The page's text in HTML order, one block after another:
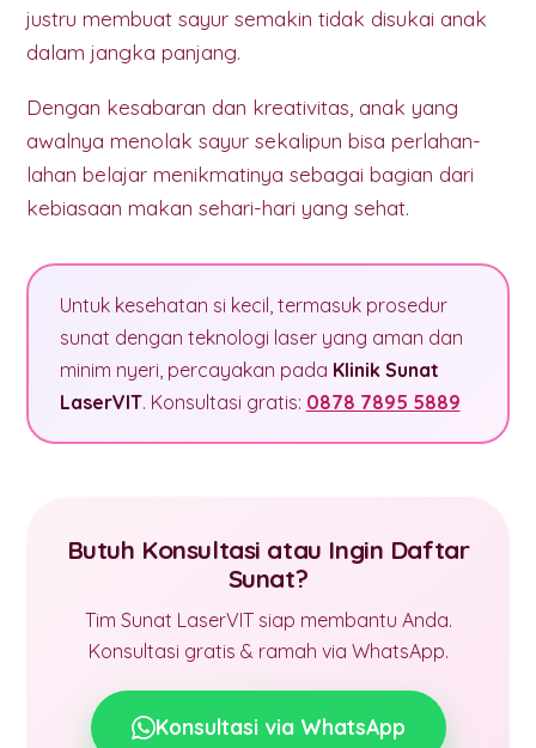
justru membuat sayur semakin tidak disukai anak
dalam jangka panjang.
Dengan kesabaran dan kreativitas, anak yang
awalnya menolak sayur sekalipun bisa perlahan-
lahan belajar menikmatinya sebagai bagian dari
kebiasaan makan sehari-hari yang sehat.
Untuk kesehatan si kecil, termasuk prosedur
sunat dengan teknologi laser yang aman dan
minim nyeri, percayakan pada Klinik Sunat
LaserVIT. Konsultasi gratis: 0878 7895 5889
Butuh Konsultasi atau Ingin Daftar
Sunat?
Tim Sunat LaserVIT siap membantu Anda.
Konsultasi gratis & ramah via WhatsApp.
Konsultasi via WhatsApp